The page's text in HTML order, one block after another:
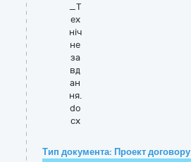
_Т
ех
ніч
не
за
вд
ан
ня.
do
cx
Тип документа: Проект договору